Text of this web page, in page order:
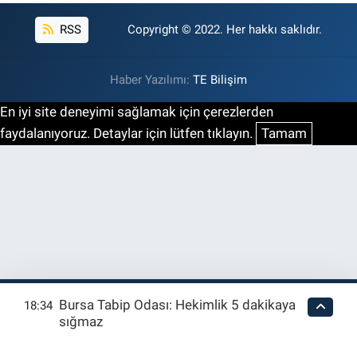
RSS Copyright © 2022. Her hakkı saklıdır.
Haber Yazılımı: TE Bilişim
En iyi site deneyimi sağlamak için çerezlerden
faydalanıyoruz. Detaylar için lütfen tıklayın. Tamam
18:34 Bursa Tabip Odası: Hekimlik 5 dakikaya
sığmaz